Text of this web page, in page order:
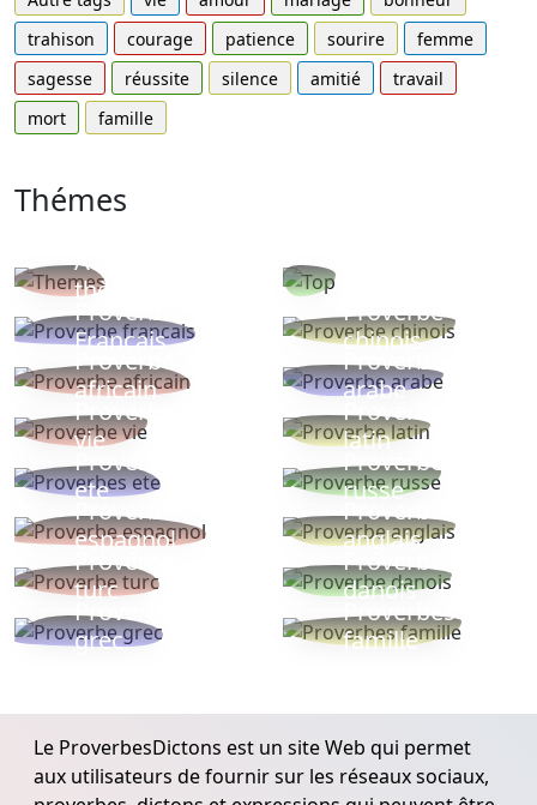
trahison
courage patience sourire
femme
sagesse
réussite silence amitié
travail
mort
famille
Thémes
Autres
thèmes
Proverbe
Français
Proverbe
chinois
Proverbe
africain
Proverbe
arabe
Proverbe
vie
Proverbe
latin
Proverbes
ete
Proverbe
russe
Proverbe
espagnol
Proverbe
anglais
Proverbe
turc
Proverbe
danois
Proverbe
grec
Proverbes
famille
Le ProverbesDictons est un site Web qui permet
aux utilisateurs de fournir sur les réseaux sociaux,